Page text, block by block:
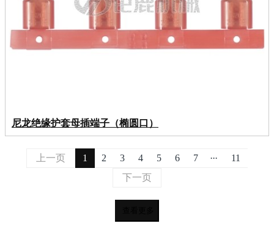
尼龙绝缘护套母插端子（椭圆口）
上一页 1 2 3 4 5 6 7 ...
11
下一页